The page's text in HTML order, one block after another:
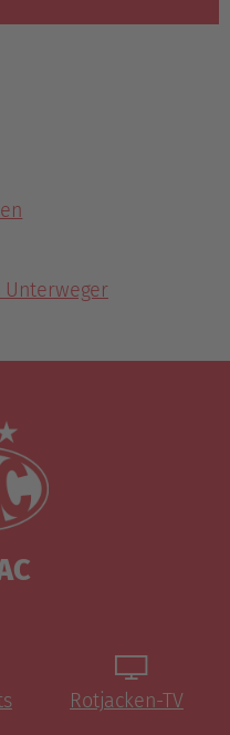
Unterweger
Rotjacken-TV